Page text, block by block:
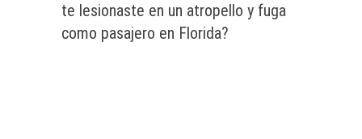
te lesionaste en un atropello y fuga
como pasajero en Florida?